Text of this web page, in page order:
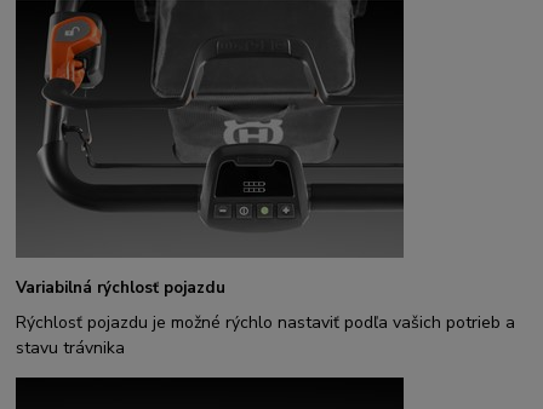
Variabilná rýchlosť pojazdu
Rýchlosť pojazdu je možné rýchlo nastaviť podľa vašich potrieb a
stavu trávnika